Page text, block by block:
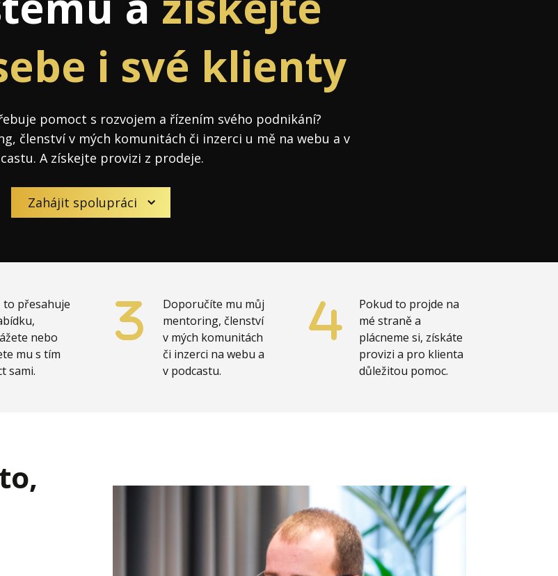
Vedení lidí
Zaměstnanecké akcie
Já v médiích
i své klienty
pomoct s rozvojem a řízením svého podnikání?
členství v mých komunitách či inzerci u mě na webu a v
A získejte provizi z prodeje.
Zahájit spolupráci
to přesahuje
nebo
mu s tím
sami.
Doporučíte mu můj
mentoring, členství
v mých komunitách
či inzerci na webu a
v podcastu.
Pokud to projde na
mé straně a
plácneme si, získáte
provizi a pro klienta
důležitou pomoc.
to,